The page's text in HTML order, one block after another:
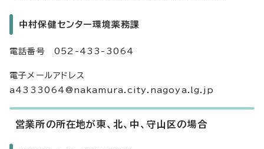
中村保健センター環境薬務課
電話番号 052-433-3064
電子メールアドレス
a4333064@nakamura.city.nagoya.lg.jp
営業所の所在地が東、北、中、守山区の場合